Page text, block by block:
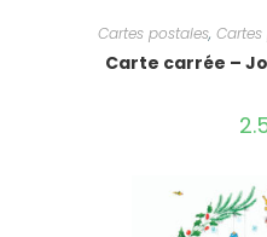
Cartes postales,
Carte carrée –